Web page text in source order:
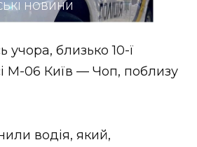
(відеоверсія)
НОВИНИ
учора, близько 10-ї
М-06 Київ — Чоп, поблизу
водія, який,